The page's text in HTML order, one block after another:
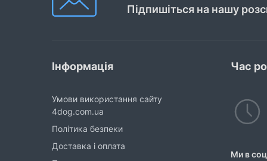
Підпишіться на нашу
Інформація
Умови використання сайту
4dog.com.ua
Політика безпеки
Доставка і оплата
Час
Ми в